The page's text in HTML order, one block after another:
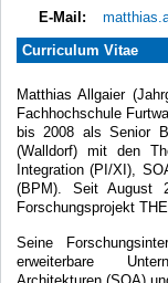
E-Mail:
Curriculum Vitae
Matthias Allgaier
Fachhochschule
bis 2008 als Senior
(Walldorf) mit den
Integration (PI/XI),
(BPM). Seit August
Forschungsprojekt
Seine
erweiterbare